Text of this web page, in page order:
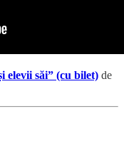
elevii săi” (cu bilet) de